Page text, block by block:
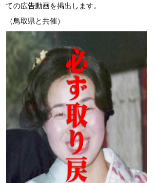
ての広告動画を掲出します。
（鳥取県と共催）